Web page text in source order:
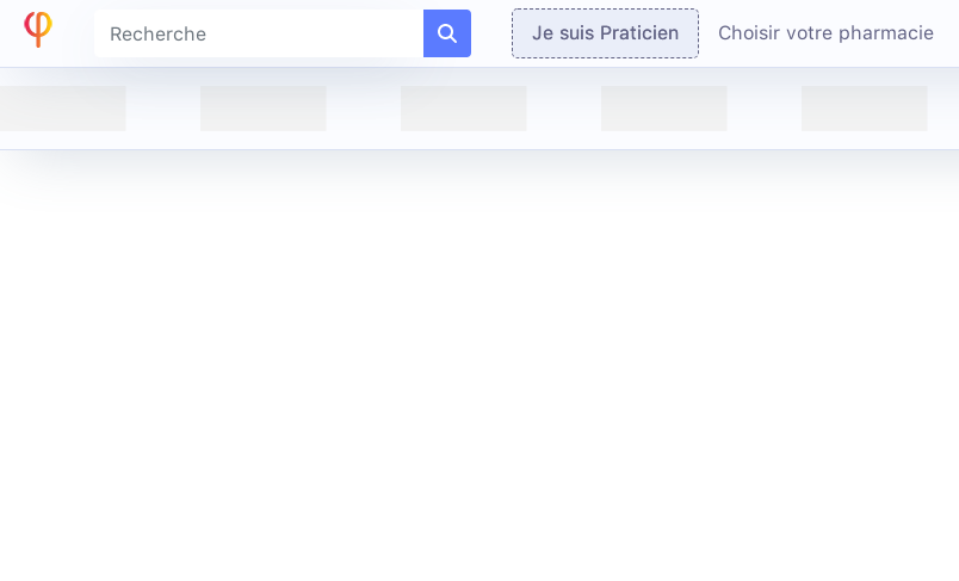
Je suis Praticien Choisir votre pharmacie